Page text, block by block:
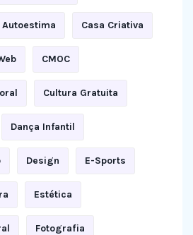
Autoestima Casa Criativa
CMOC
Cultura Gratuita
Dança Infantil
Design E-Sports
Estética
Fotografia